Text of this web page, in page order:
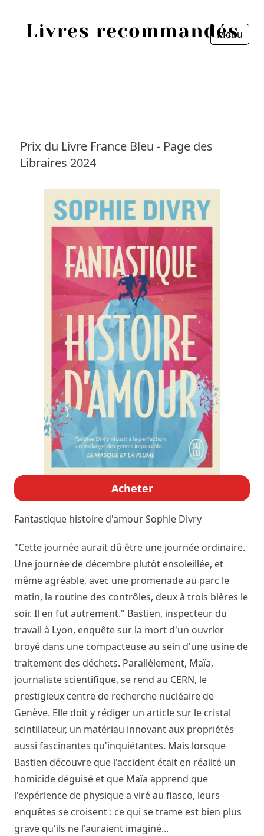
Menu
Prix du Livre France Bleu - Page des
Libraires 2024
Acheter
Fantastique histoire d'amourSophie Divry
"Cette journée aurait dû être une journée ordinaire.
Une journée de décembre plutôt ensoleillée, et
même agréable, avec une promenade au parc le
matin, la routine des contrôles, deux à trois bières le
soir. Il en fut autrement." Bastien, inspecteur du
travail à Lyon, enquête sur la mort d'un ouvrier
broyé dans une compacteuse au sein d'une usine de
traitement des déchets. Parallèlement, Maïa,
journaliste scientifique, se rend au CERN, le
prestigieux centre de recherche nucléaire de
Genève. Elle doit y rédiger un article sur le cristal
scintillateur, un matériau innovant aux propriétés
aussi fascinantes qu'inquiétantes. Mais lorsque
Bastien découvre que l'accident était en réalité un
homicide déguisé et que Maïa apprend que
l'expérience de physique a viré au fiasco, leurs
enquêtes se croisent : ce qui se trame est bien plus
grave qu'ils ne l'auraient imaginé...
Personnes
Livres les plus recommandés
Prix littéraires
Fermer